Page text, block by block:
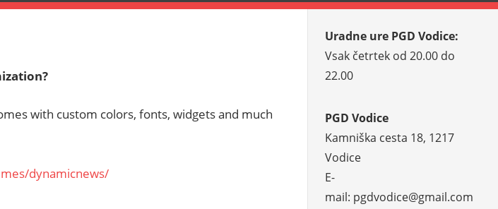
with custom colors, fonts, widgets and much
dynamicnews/
Uradne ure PGD Vodice:
Vsak četrtek od 20.00 do
22.00
PGD Vodice
Kamniška cesta 18, 1217
Vodice
E-
mail: pgdvodice@gmail.com